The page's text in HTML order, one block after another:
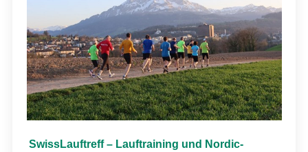
SwissLauftreff – Lauftraining und Nordic-